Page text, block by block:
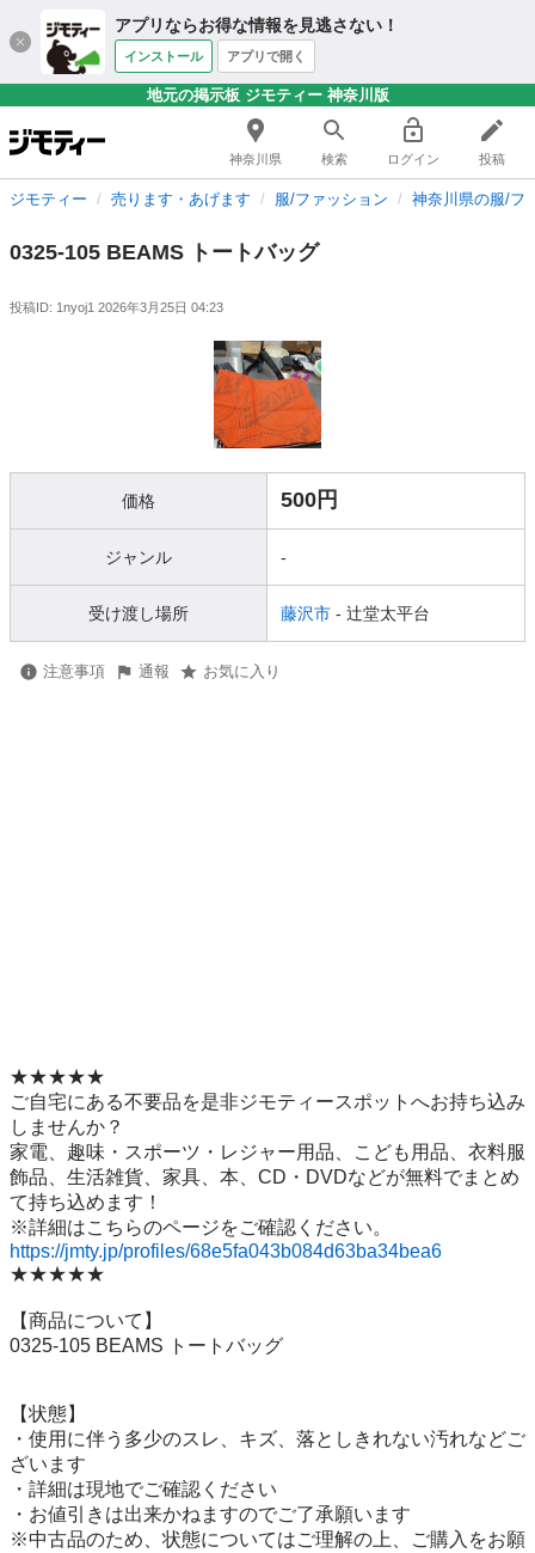
アプリならお得な情報を見逃さない！
インストール アプリで開く
地元の掲示板 ジモティー 神奈川版
神奈川県 検索 ログイン 投稿
ジモティー 売ります・あげます 服/ファッション 神奈川県の服/フ
0325-105 BEAMS トートバッグ
投稿ID: 1nyoj1 2026年3月25日 04:23
価格 500円
ジャンル -
受け渡し場所 藤沢市 - 辻堂太平台
注意事項 通報 お気に入り
★★★★★
ご自宅にある不要品を是非ジモティースポットへお持ち込み
しませんか？
家電、趣味・スポーツ・レジャー用品、こども用品、衣料服
飾品、生活雑貨、家具、本、CD・DVDなどが無料でまとめ
て持ち込めます！
https://jmty.jp/profiles/68e5fa043b084d63ba34bea6
★★★★★
【商品について】
0325-105 BEAMS トートバッグ
【状態】
・使用に伴う多少のスレ、キズ、落としきれない汚れなどご
ざいます
・詳細は現地でご確認ください
・お値引きは出来かねますのでご了承願います
※中古品のため、状態についてはご理解の上、ご購入をお願